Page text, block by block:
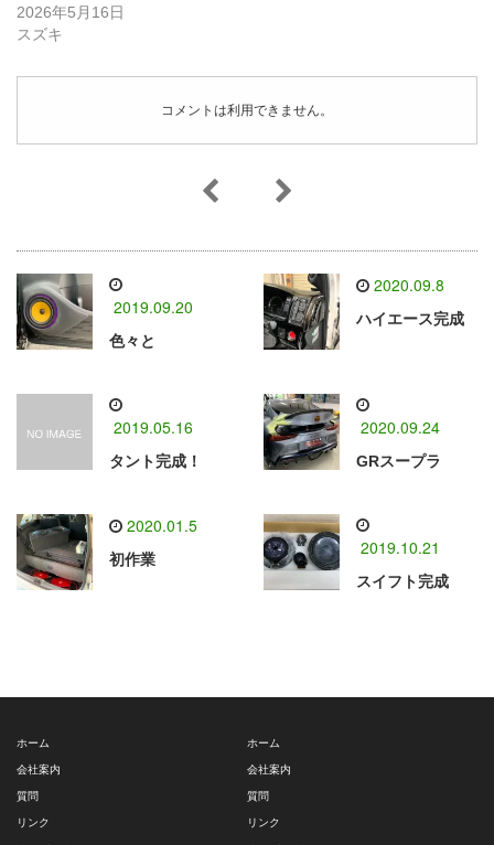
2026年5月16日
スズキ
コメントは利用できません。
2019.09.20
色々と
2020.09.8
ハイエース完成
2019.05.16
タント完成！
2020.09.24
GRスープラ
2020.01.5
初作業
2019.10.21
スイフト完成
ホーム
会社案内
質問
リンク
ホーム
会社案内
質問
リンク